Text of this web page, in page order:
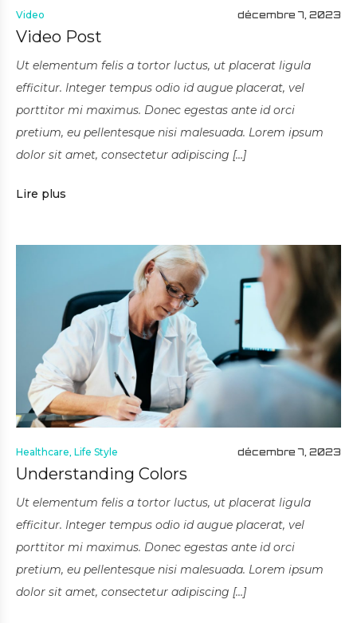
Video décembre 7, 2023
Video Post
Ut elementum felis a tortor luctus, ut placerat ligula
efficitur. Integer tempus odio id augue placerat, vel
porttitor mi maximus. Donec egestas ante id orci
pretium, eu pellentesque nisi malesuada. Lorem ipsum
dolor sit amet, consectetur adipiscing […]
Lire plus
Healthcare, Life Style décembre 7, 2023
Understanding Colors
Ut elementum felis a tortor luctus, ut placerat ligula
efficitur. Integer tempus odio id augue placerat, vel
porttitor mi maximus. Donec egestas ante id orci
pretium, eu pellentesque nisi malesuada. Lorem ipsum
dolor sit amet, consectetur adipiscing […]